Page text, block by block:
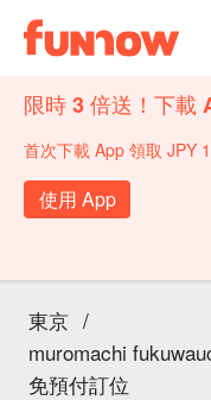
限時 3 倍送！下載
首次下載 App 領取 JPY
使用 App
東京 /
muromachi
免預付訂位